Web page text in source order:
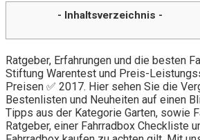
- Inhaltsverzeichnis -
Ratgeber, Erfahrungen und die besten
Stiftung Warentest und Preis-
Preisen ✅ 2017. Hier sehen Sie die
Bestenlisten und Neuheiten auf einen
Tipps aus der Kategorie Garten, sowie
Ratgeber, einer Fahrradbox Checkliste